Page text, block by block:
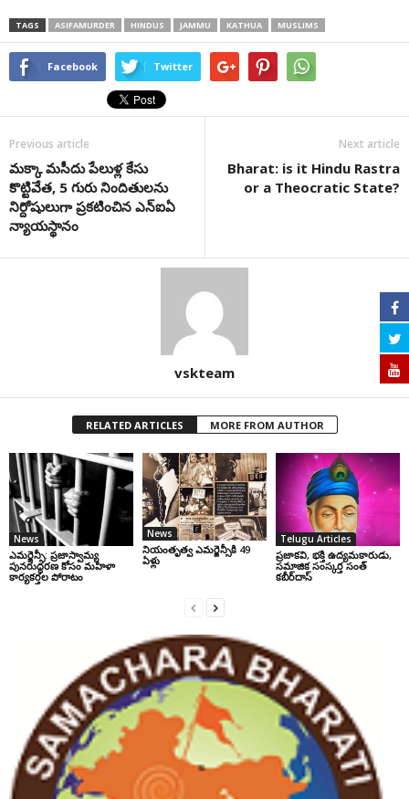
TAGS ASIFAMURDER HINDUS JAMMU KATHUA MUSLIMS
Facebook Twitter
Previous article
మక్కా మసీదు పేలుళ్ల కేసు
కొట్టివేత, 5 గురు నిందితులను
నిర్దోషులుగా ప్రకటించిన ఎన్‌ఐఏ
న్యాయస్థానం
Next article
Bharat: is it Hindu Rastra
or a Theocratic State?
vskteam
RELATED ARTICLES MORE FROM AUTHOR
News
ఎమర్జెన్సీ: ప్రజాస్వామ్య
పునరుద్ధరణ కోసం మహిళా
కార్యకర్తల పోరాటం
News
నియంతృత్వ ఎమర్జెన్సీకి 49
ఏళ్లు
Telugu Articles
ప్రజాకవి, భక్తి ఉద్యమకారుడు,
సమాజిక సంస్కర్త సంత్‌
కబీర్‌దాస్‌